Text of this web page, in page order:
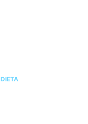
DIETA